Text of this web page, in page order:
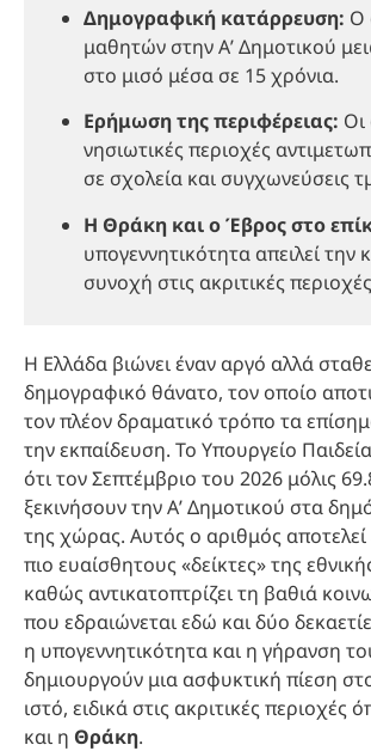
Δημογραφική κατάρρευση: Ο
μαθητών στην Α’ Δημοτικού
στο μισό μέσα σε 15 χρόνια.
Ερήμωση της περιφέρειας: Οι
νησιωτικές περιοχές
σε σχολεία και συγχωνεύσεις
Η Θράκη και ο Έβρος στο
υπογεννητικότητα απειλεί την
συνοχή στις ακριτικές
Η Ελλάδα βιώνει έναν αργό αλλά
δημογραφικό θάνατο, τον οποίο
τον πλέον δραματικό τρόπο τα
την εκπαίδευση. Το Υπουργείο
ότι τον Σεπτέμβριο του 2026 μόλις
ξεκινήσουν την Α’ Δημοτικού στα
της χώρας. Αυτός ο αριθμός
πιο ευαίσθητους «δείκτες» της
καθώς αντικατοπτρίζει τη βαθιά
που εδραιώνεται εδώ και δύο
η υπογεννητικότητα και η γήρανση
δημιουργούν μια ασφυκτική πίεση
ιστό, ειδικά στις ακριτικές περιοχές
και η Θράκη.